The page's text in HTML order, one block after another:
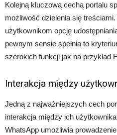
Kolejną kluczową cechą portalu
możliwość dzielenia się
użytkownikom opcję
pewnym sensie spełnia to
szerokich funkcji jak na przykład
Interakcja między
Jedną z najważniejszych cech
interakcja między ich
WhatsApp umożliwia